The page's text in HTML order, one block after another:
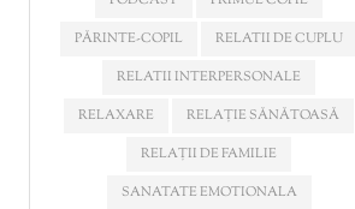
PĂRINTE-COPIL
RELATII DE CUPLU
RELATII INTERPERSONALE
RELAXARE
RELAȚIE SĂNĂTOASĂ
RELAȚII DE FAMILIE
SANATATE EMOTIONALA